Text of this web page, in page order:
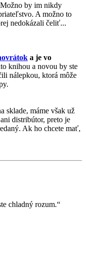
by im nikdy
A možno to
nedokázali čeliť...
a je vo
knihou a novou by ste
nálepkou, ktorá môže
sklade, máme však už
distribútor, preto je
Ak ho chcete mať,
chladný rozum.